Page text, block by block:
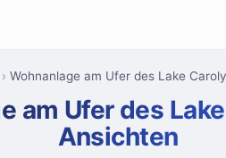
Wohnanlage am Ufer des Lake
am Ufer des
Ansichten